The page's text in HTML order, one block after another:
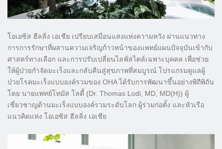
โอเอซิส ฮีลลิ่ง เอเชีย เปรียบเสมือนแสงแห่งความหวัง ผ่านแนวทาง
การการรักษาที่ผสานความเจริญก้าวหน้าของแพทย์แผนปัจจุบันเข้ากับ
ศาสตร์ทางเลือก และการปรับเปลี่ยนไลฟ์สไตล์เฉพาะบุคคล เพื่อช่วย
ให้ผู้ป่วยกำจัดมะเร็งและกลับคืนสู่สุขภาพที่สมบูรณ์ โปรแกรมดูแลผู้
ป่วยโรคมะเร็งแบบองค์รวมของ OHA ได้รับการพัฒนาขึ้นอย่างพิถีพิถัน
โดย นายแพทย์โทมัส โลดี้ (Dr. Thomas Lodi, MD, MD(H)) ผู้
เชี่ยวชาญด้านมะเร็งแบบองค์รวมระดับโลก ผู้ร่วมก่อตั้ง และหัวเรือ
แนวคิดแห่ง โอเอซิส ฮีลลิ่ง เอเชีย